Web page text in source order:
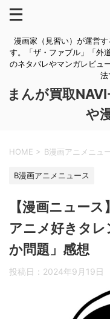
漫画家（見習い）が運営
す。「ザ・ファブル」「外
のネタバレやマンガレビュ
法
まんが買取
や
HOME > B漫画アニメニュ
B漫画アニメニュース
【漫画ニュー
アニメ好きタ
か問題」感想
投稿日： 2024年9月19日